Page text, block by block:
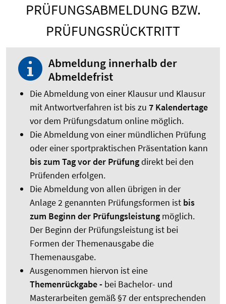
PRÜFUNGSABMELDUNG BZW.
PRÜFUNGSRÜCKTRITT
Abmeldung innerhalb der
Abmeldefrist
Die Abmeldung von einer Klausur und Klausur
mit Antwortverfahren ist bis zu 7 Kalendertage
vor dem Prüfungsdatum online möglich.
Die Abmeldung von einer mündlichen Prüfung
oder einer sportpraktischen Präsentation kann
bis zum Tag vor der Prüfungdirekt bei den
Prüfenden erfolgen.
Die Abmeldung von allen übrigen in der
Anlage 2 genannten Prüfungsformen ist bis
zum Beginn der Prüfungsleistungmöglich.
Der Beginn der Prüfungsleistung ist bei
Formen der Themenausgabe die
Themenausgabe.
Ausgenommen hiervon ist eine
Themenrückgabe - bei Bachelor- und
Masterarbeiten gemäß §7 der entsprechenden